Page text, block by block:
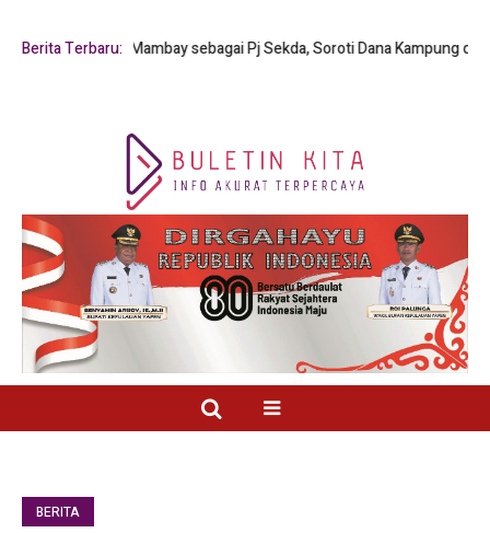
Berita Terbaru:
Y. Mambay sebagai Pj Sekda, Soroti Dana Kampung dan
BERITA